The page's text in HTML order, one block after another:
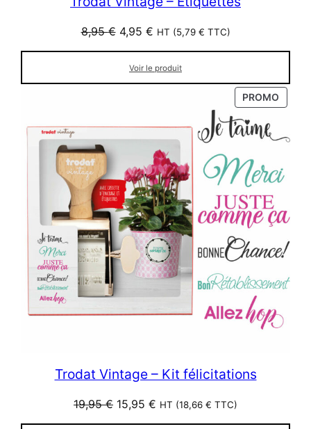
8,95€ Le
initial
était :
4,95 €Le
actuel
est :
HT (5,79 € TTC)
Voir le produit
PROMO
EN
Trodat Vintage – Kit félicitations
19,95€ Le
prix
15,95 € Le
prix
HT (18,66 € TTC)